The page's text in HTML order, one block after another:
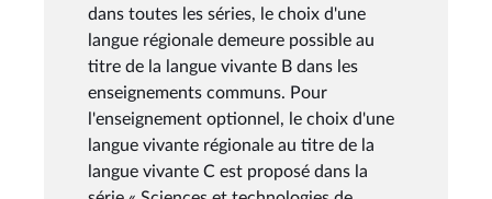
dans toutes les séries, le choix d'une
langue régionale demeure possible au
titre de la langue vivante B dans les
enseignements communs. Pour
l'enseignement optionnel, le choix d'une
langue vivante régionale au titre de la
langue vivante C est proposé dans la